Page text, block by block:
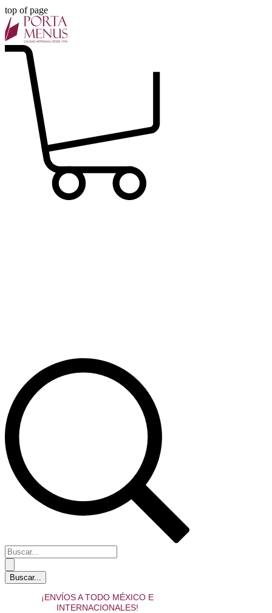
top of page
¡ENVÍOS A TODO MÉXICO E
INTERNACIONALES!